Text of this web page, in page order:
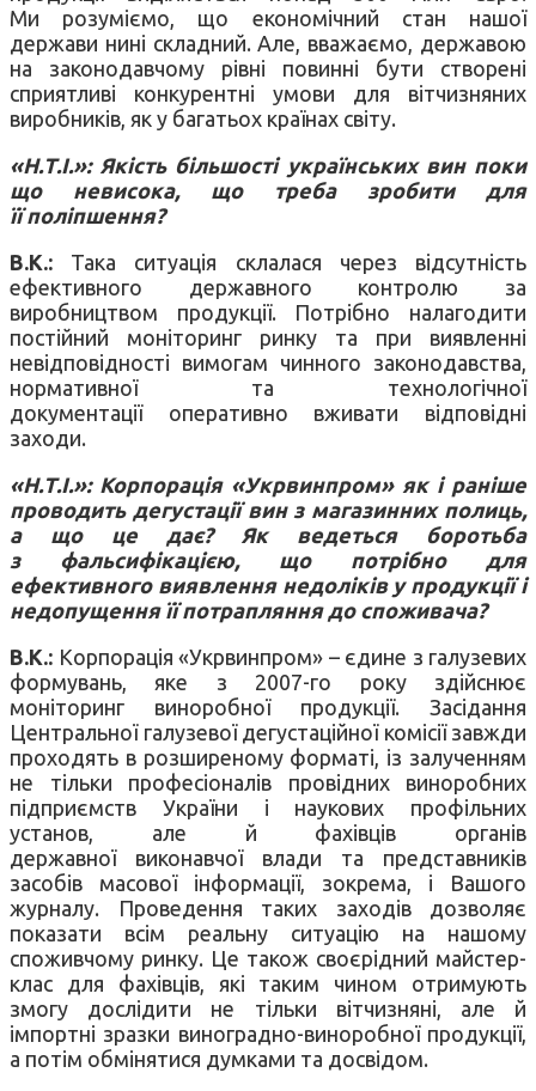
Ми розуміємо, що економічний стан нашої
держави нині складний. Але, вважаємо, державою
на законодавчому рівні повинні бути створені
сприятливі конкурентні умови для вітчизняних
виробників, як у багатьох країнах світу.
«Н.Т.І.»: Якість більшості українських вин поки
що невисока, що треба зробити для
її поліпшення?
В.К.: Така ситуація склалася через відсутність
ефективного державного контролю за
виробництвом продукції. Потрібно налагодити
постійний моніторинг ринку та при виявленні
невідповідності вимогам чинного законодавства,
нормативної та технологічної
документації оперативно вживати відповідні
заходи.
«Н.Т.І.»: Корпорація «Укрвинпром» як і раніше
проводить дегустації вин з магазинних полиць,
а що це дає? Як ведеться боротьба
з фальсифікацією, що потрібно для
ефективного виявлення недоліків у продукції і
недопущення її потрапляння до споживача?
В.К.: Корпорація «Укрвинпром» – єдине з галузевих
формувань, яке з 2007-го року здійснює
моніторинг виноробної продукції. Засідання
Центральної галузевої дегустаційної комісії завжди
проходять в розширеному форматі, із залученням
не тільки професіоналів провідних виноробних
підприємств України і наукових профільних
установ, але й фахівців органів
державної виконавчої влади та представників
засобів масової інформації, зокрема, і Вашого
журналу. Проведення таких заходів дозволяє
показати всім реальну ситуацію на нашому
споживчому ринку. Це також своєрідний майстер-
клас для фахівців, які таким чином отримують
змогу дослідити не тільки вітчизняні, але й
імпортні зразки виноградно-виноробної продукції,
а потім обмінятися думками та досвідом.